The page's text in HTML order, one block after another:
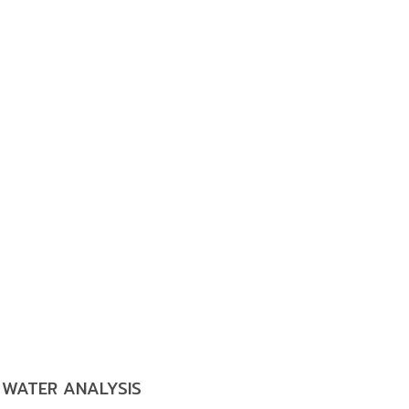
WATER ANALYSIS